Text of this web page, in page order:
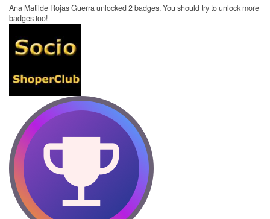
Ana Matilde Rojas Guerra unlocked 2 badges. You should try to unlock more
badges too!